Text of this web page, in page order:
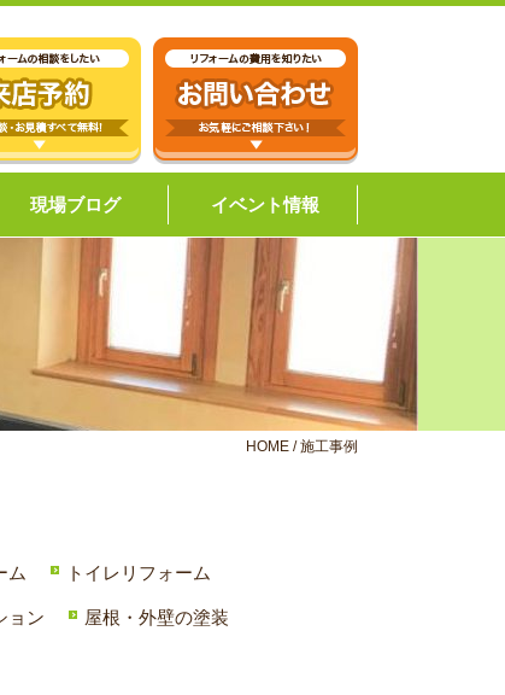
現場ブログ イベント情報
HOME /施工事例
ム トイレリフォーム
ョン 屋根・外壁の塗装